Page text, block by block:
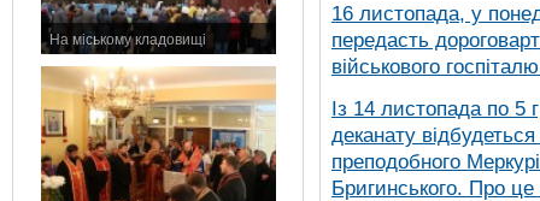
На міському кладовищі
16 листопада, у
передасть
військового
Із 14 листопада по 5
деканату
преподобного
Бригинського. Про